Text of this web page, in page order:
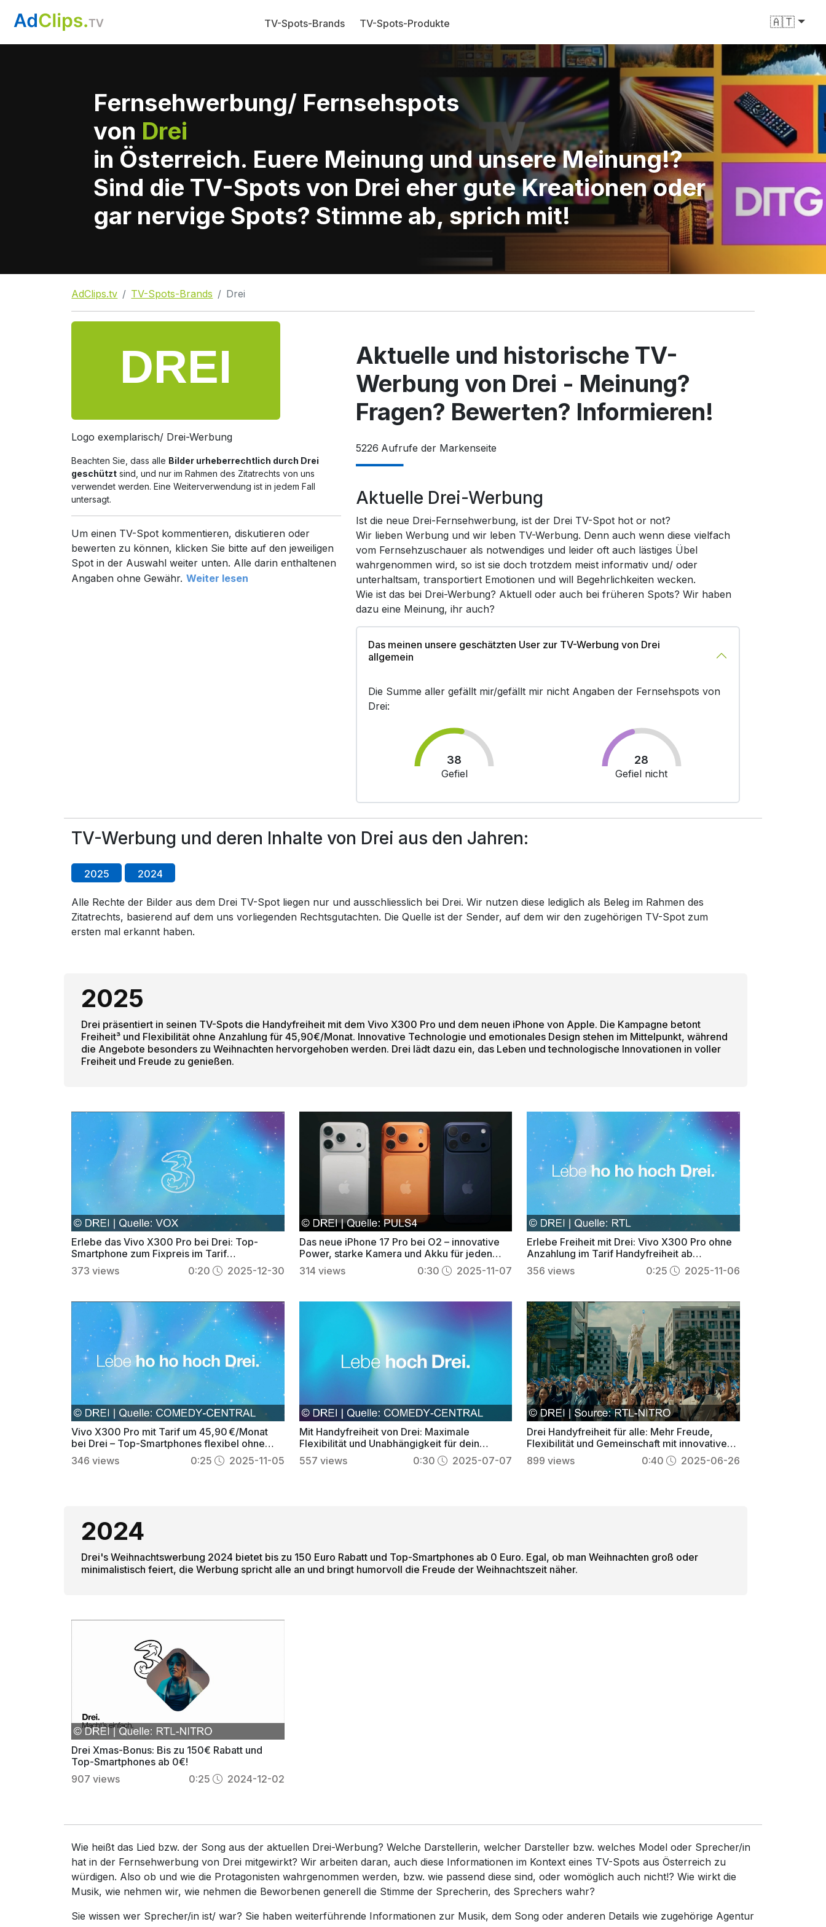
TV-Spots-Brands TV-Spots-Produkte 🇦🇹
Fernsehwerbung/ Fernsehspots
von Drei
in Österreich. Euere Meinung und unsere Meinung!?
Sind die TV-Spots von Drei eher gute Kreationen oder
gar nervige Spots? Stimme ab, sprich mit!
AdClips.tv TV-Spots-Brands Drei
Logo exemplarisch/ Drei-Werbung
Beachten Sie, dass alle Bilder urheberrechtlich durch Drei
geschützt sind, und nur im Rahmen des Zitatrechts von uns
verwendet werden. Eine Weiterverwendung ist in jedem Fall
untersagt.
Um einen TV-Spot kommentieren, diskutieren oder
bewerten zu können, klicken Sie bitte auf den jeweiligen
Spot in der Auswahl weiter unten. Alle darin enthaltenen
Angaben ohne Gewähr. Weiter lesen
Aktuelle und historische TV-
Werbung von Drei - Meinung?
Fragen? Bewerten? Informieren!
5226 Aufrufe der Markenseite
Aktuelle Drei-Werbung
Ist die neue Drei-Fernsehwerbung, ist der Drei TV-Spot hot or not?
Wir lieben Werbung und wir leben TV-Werbung. Denn auch wenn diese vielfach
vom Fernsehzuschauer als notwendiges und leider oft auch lästiges Übel
wahrgenommen wird, so ist sie doch trotzdem meist informativ und/ oder
unterhaltsam, transportiert Emotionen und will Begehrlichkeiten wecken.
Wie ist das bei Drei-Werbung? Aktuell oder auch bei früheren Spots? Wir haben
dazu eine Meinung, ihr auch?
Das meinen unsere geschätzten User zur TV-Werbung von Drei
allgemein
Die Summe aller gefällt mir/gefällt mir nicht Angaben der Fernsehspots von
Drei:
38
Gefiel
28
Gefiel nicht
TV-Werbung und deren Inhalte von Drei aus den Jahren:
2025 2024
Alle Rechte der Bilder aus dem Drei TV-Spot liegen nur und ausschliesslich bei Drei. Wir nutzen diese lediglich als Beleg im Rahmen des
Zitatrechts, basierend auf dem uns vorliegenden Rechtsgutachten. Die Quelle ist der Sender, auf dem wir den zugehörigen TV-Spot zum
ersten mal erkannt haben.
2025
Drei präsentiert in seinen TV-Spots die Handyfreiheit mit dem Vivo X300 Pro und dem neuen iPhone von Apple. Die Kampagne betont
Freiheit³ und Flexibilität ohne Anzahlung für 45,90€/Monat. Innovative Technologie und emotionales Design stehen im Mittelpunkt, während
die Angebote besonders zu Weihnachten hervorgehoben werden. Drei lädt dazu ein, das Leben und technologische Innovationen in voller
Freiheit und Freude zu genießen.
Erlebe das Vivo X300 Pro bei Drei: Top-
Smartphone zum Fixpreis im Tarif
Handyfreiheit für die Familie
373 views 0:20 2025-12-30
Das neue iPhone 17 Pro bei O2 – innovative
Power, starke Kamera und Akku für jeden
Tag
314 views 0:30 2025-11-07
Erlebe Freiheit mit Drei: Vivo X300 Pro ohne
Anzahlung im Tarif Handyfreiheit ab
45,90 €/Monat
356 views 0:25 2025-11-06
Vivo X300 Pro mit Tarif um 45,90 €/Monat
bei Drei – Top-Smartphones flexibel ohne
Anzahlung
346 views 0:25 2025-11-05
Mit Handyfreiheit von Drei: Maximale
Flexibilität und Unabhängigkeit für dein
mobiles Leben
557 views 0:30 2025-07-07
Drei Handyfreiheit für alle: Mehr Freude,
Flexibilität und Gemeinschaft mit innovativen
Angeboten
899 views 0:40 2025-06-26
2024
Drei's Weihnachtswerbung 2024 bietet bis zu 150 Euro Rabatt und Top-Smartphones ab 0 Euro. Egal, ob man Weihnachten groß oder
minimalistisch feiert, die Werbung spricht alle an und bringt humorvoll die Freude der Weihnachtszeit näher.
Drei Xmas-Bonus: Bis zu 150€ Rabatt und
Top-Smartphones ab 0€!
907 views 0:25 2024-12-02
Wie heißt das Lied bzw. der Song aus der aktuellen Drei-Werbung? Welche Darstellerin, welcher Darsteller bzw. welches Model oder Sprecher/in
hat in der Fernsehwerbung von Drei mitgewirkt? Wir arbeiten daran, auch diese Informationen im Kontext eines TV-Spots aus Österreich zu
würdigen. Also ob und wie die Protagonisten wahrgenommen werden, bzw. wie passend diese sind, oder womöglich auch nicht!? Wie wirkt die
Musik, wie nehmen wir, wie nehmen die Beworbenen generell die Stimme der Sprecherin, des Sprechers wahr?
Sie wissen wer Sprecher/in ist/ war? Sie haben weiterführende Informationen zur Musik, dem Song oder anderen Details wie zugehörige Agentur